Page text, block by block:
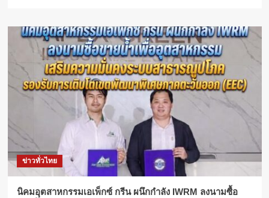
ข่าวทั่วไทย
​นิคมอุตสาหกรรมเอเพ็กซ์ กรีน ผนึกกำลัง IWRM ลงนามซื้อ